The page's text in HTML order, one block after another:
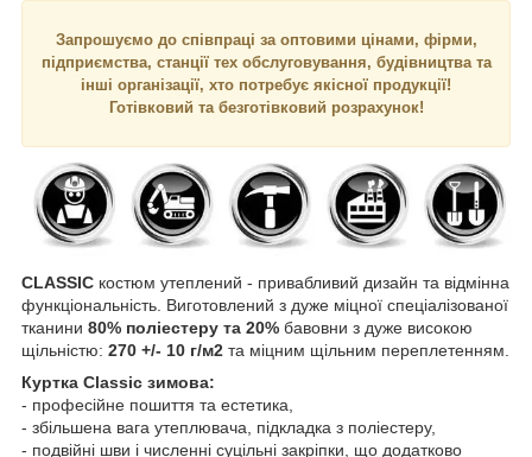
Запрошуємо до співпраці за оптовими цінами, фірми,
підприємства, станції тех обслуговування, будівництва та
інші організації, хто потребує якісної продукції!
Готівковий та безготівковий розрахунок!
CLASSIC костюм утеплений - привабливий дизайн та відмінна
функціональність. Виготовлений з дуже міцної спеціалізованої
тканини 80% поліестеру та 20% бавовни з дуже високою
щільністю: 270 +/- 10 г/м2 та міцним щільним переплетенням.
Куртка Classic зимова:
- професійне пошиття та естетика,
- збільшена вага утеплювача, підкладка з поліестеру,
- подвійні шви і численні суцільні закріпки, що додатково